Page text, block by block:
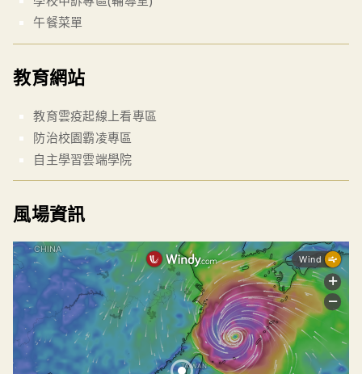
午餐菜單
教育網站
教育雲疫起線上看專區
防治校園霸凌專區
自主學習雲端學院
風場資訊